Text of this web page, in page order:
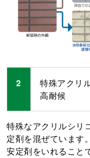
2
特殊アクリ
高耐候
特殊なアクリルシリ
定剤を混ぜています
安定剤をいれること